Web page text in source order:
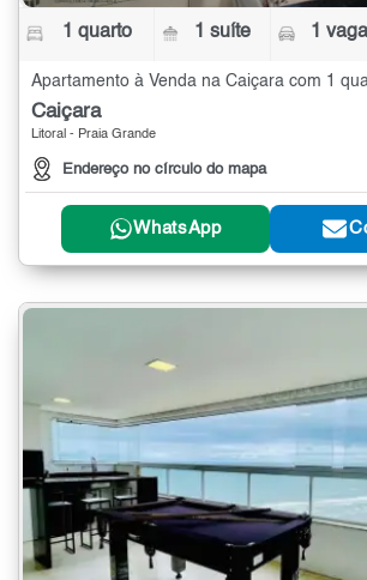
1 quarto 1 suíte 1 vaga
Apartamento à Venda na Caiçara com 1
Caiçara
Litoral - Praia Grande
Endereço no círculo do mapa
WhatsApp